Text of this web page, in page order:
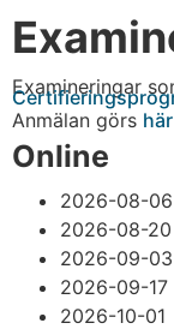
Examineringar
Anmälan görs här
Online
2026-08-06
2026-08-20
2026-09-03
2026-09-17
2026-10-01